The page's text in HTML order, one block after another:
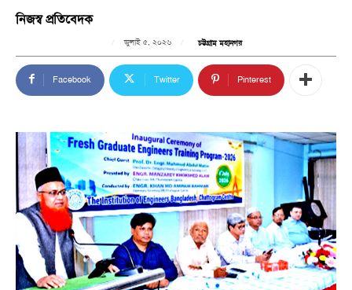
নিজস্ব প্রতিবেদক
জুলাই ৫, ২০২৬ চট্টগ্রাম মহানগর
Facebook Twitter Pinterest